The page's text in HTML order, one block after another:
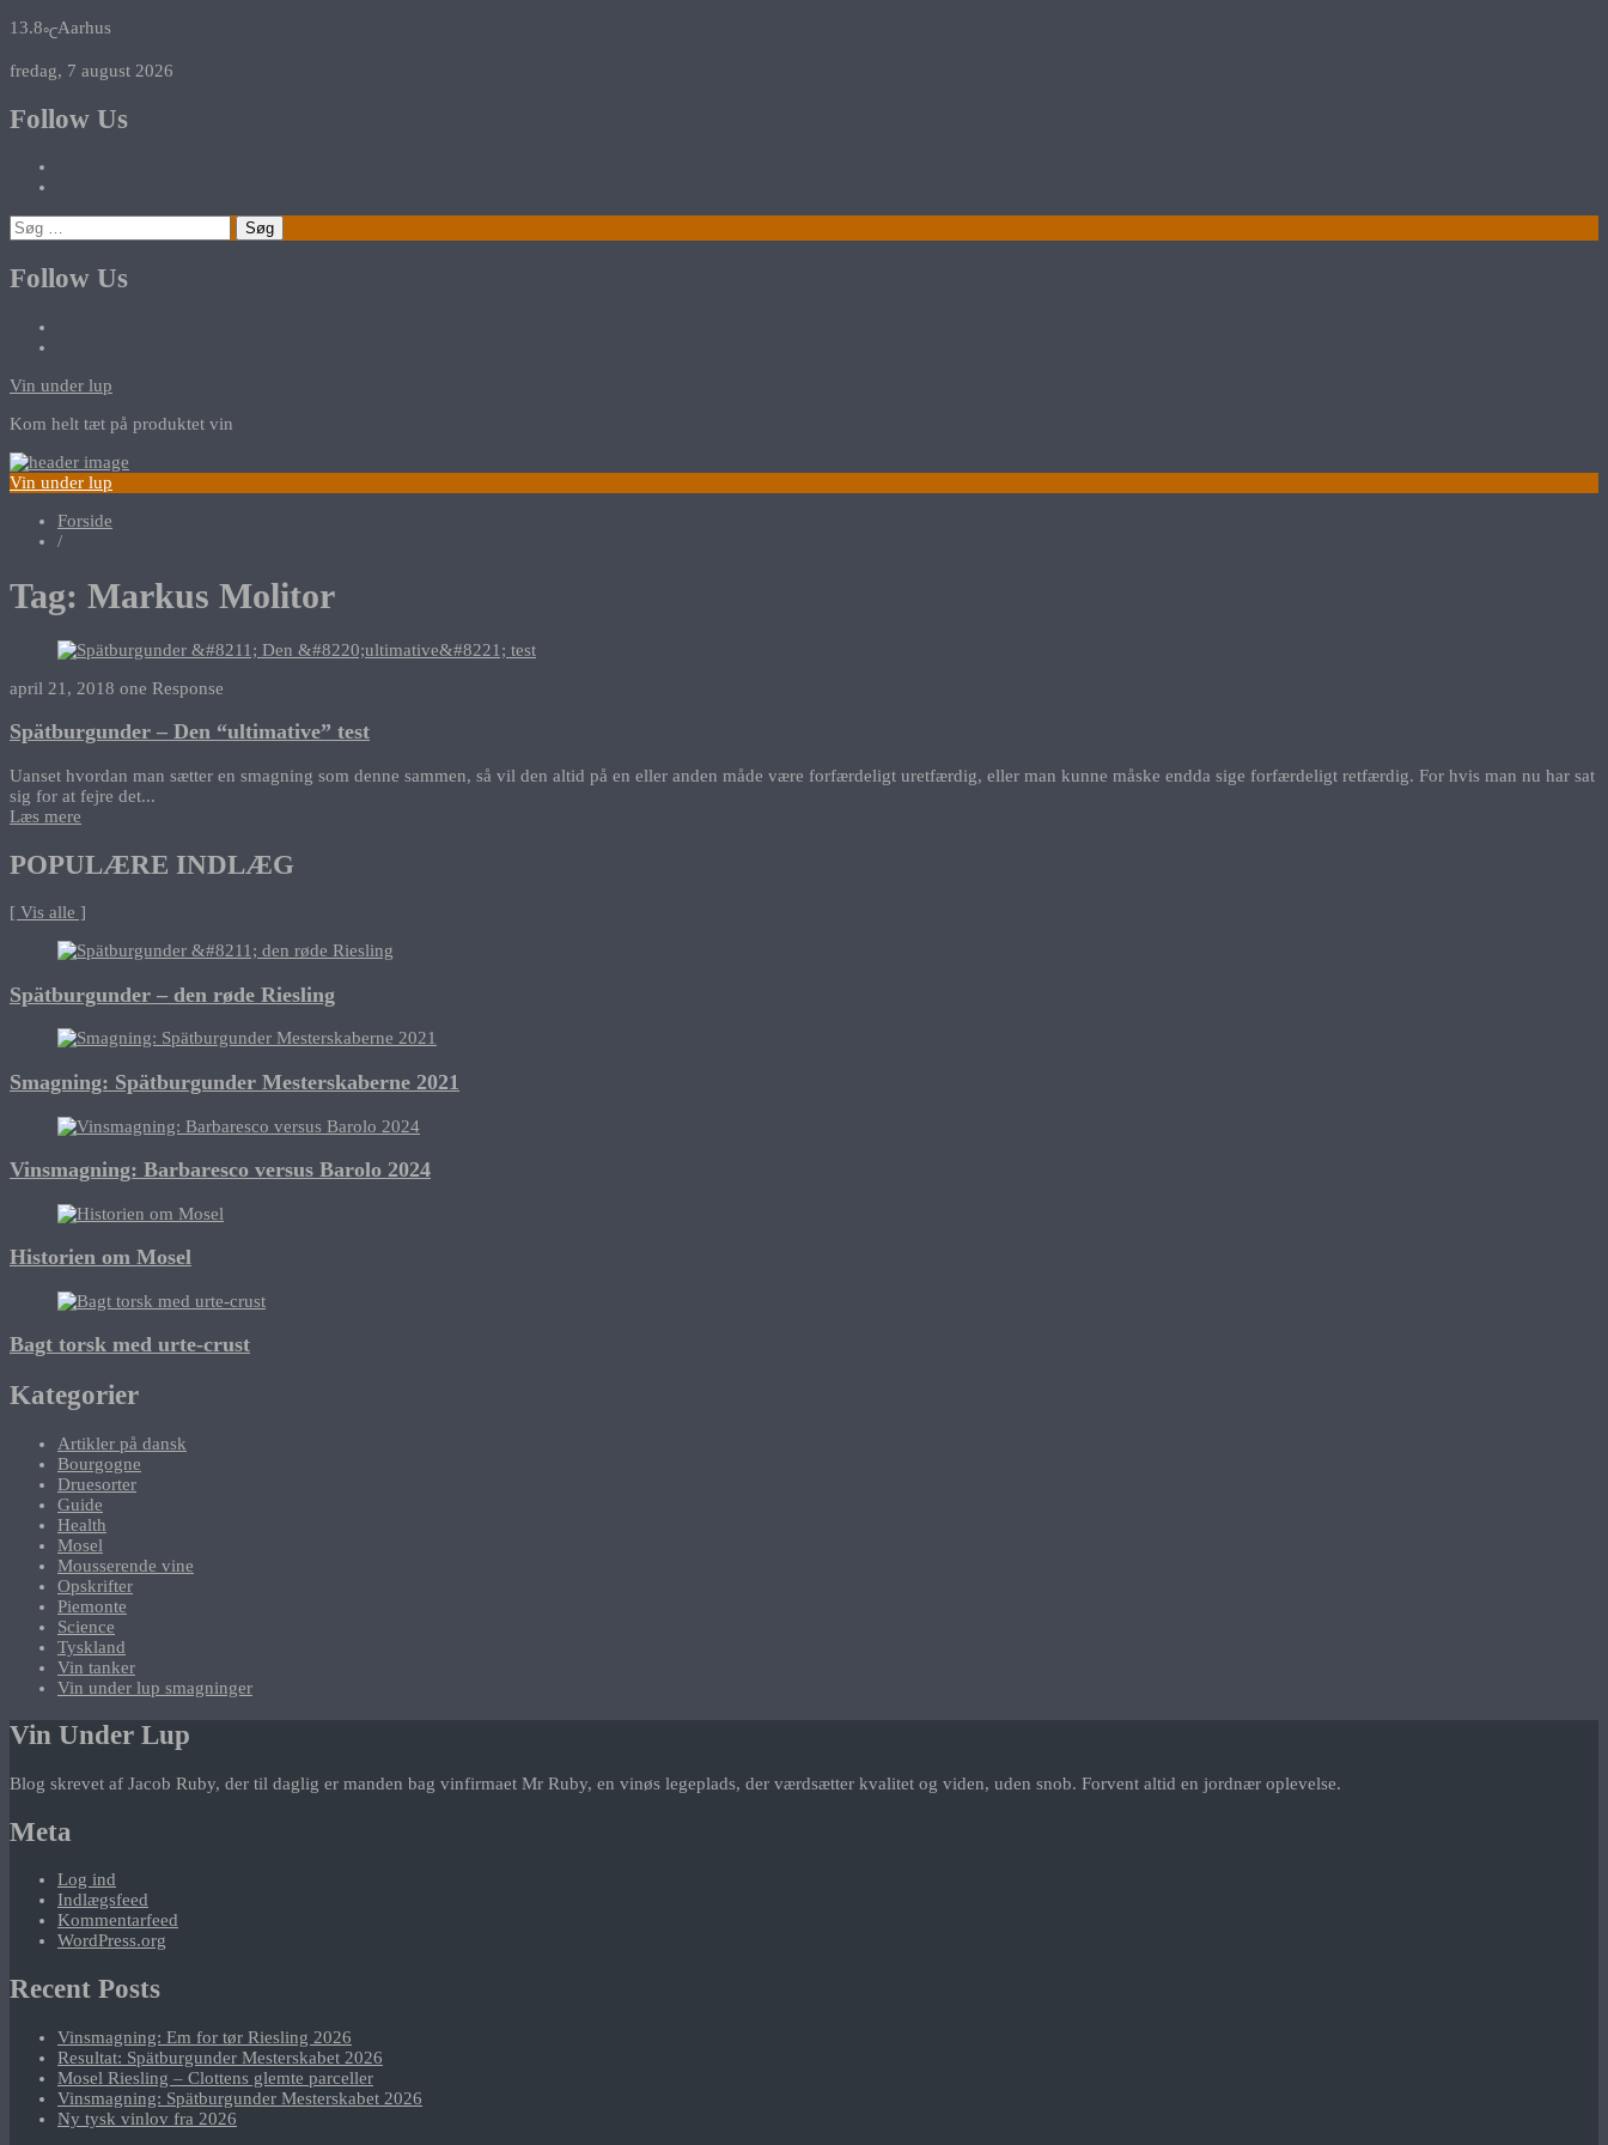
13.8℃Aarhus
fredag, 7 august 2026
Follow Us
Søg
efter:
Follow Us
Vin under lup
Kom helt tæt på produktet vin
Vin under lup
Forside
/
Tag: Markus Molitor
april 21, 2018 one Response
Spätburgunder – Den “ultimative” test
Uanset hvordan man sætter en smagning som denne sammen, så vil den altid på en eller anden måde være forfærdeligt uretfærdig, eller man kunne måske endda sige forfærdeligt retfærdig. For hvis man nu har sat
sig for at fejre det...
Læs mere
POPULÆRE INDLÆG
[ Vis alle ]
Spätburgunder – den røde Riesling
Smagning: Spätburgunder Mesterskaberne 2021
Vinsmagning: Barbaresco versus Barolo 2024
Historien om Mosel
Bagt torsk med urte-crust
Kategorier
Artikler på dansk
Bourgogne
Druesorter
Guide
Health
Mosel
Mousserende vine
Opskrifter
Piemonte
Science
Tyskland
Vin tanker
Vin under lup smagninger
Vin Under Lup
Blog skrevet af Jacob Ruby, der til daglig er manden bag vinfirmaet Mr Ruby, en vinøs legeplads, der værdsætter kvalitet og viden, uden snob. Forvent altid en jordnær oplevelse.
Meta
Log ind
Indlægsfeed
Kommentarfeed
WordPress.org
Recent Posts
Vinsmagning: Em for tør Riesling 2026
Resultat: Spätburgunder Mesterskabet 2026
Mosel Riesling – Clottens glemte parceller
Vinsmagning: Spätburgunder Mesterskabet 2026
Ny tysk vinlov fra 2026